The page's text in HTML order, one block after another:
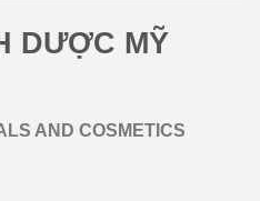
DƯỢC MỸ
AND COSMETICS